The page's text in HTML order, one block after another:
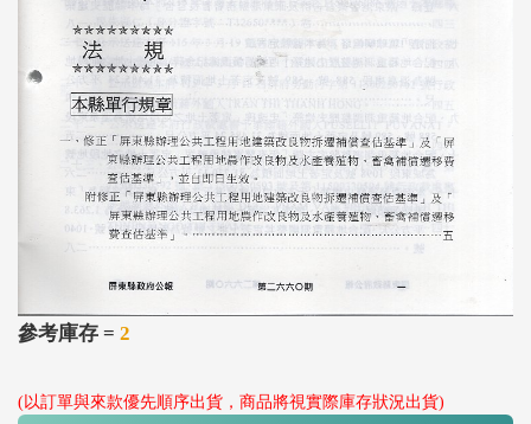
參考庫存 = 2
(以訂單與來款優先順序出貨，商品將視實際庫存狀況出貨)